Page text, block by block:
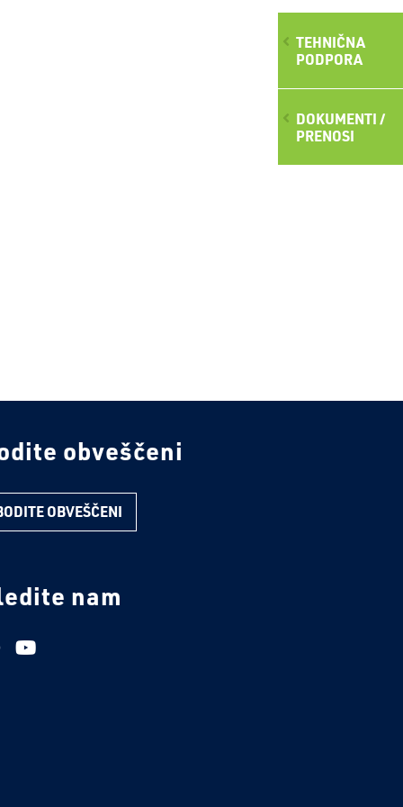
TEHNIČNA
PODPORA
DOKUMENTI /
PRENOSI
obveščeni
OBVEŠČENI
nam